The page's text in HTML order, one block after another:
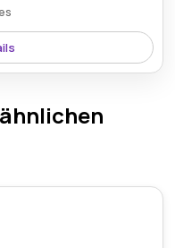
werden jetzt mit
hervorragenden